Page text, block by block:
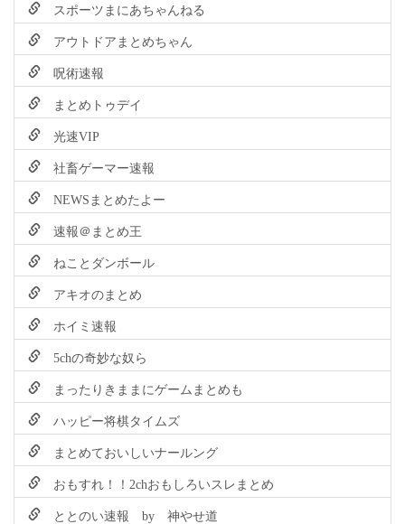
スポーツまにあちゃんねる
アウトドアまとめちゃん
呪術速報
まとめトゥデイ
光速VIP
社畜ゲーマー速報
NEWSまとめたよー
速報＠まとめ王
ねことダンボール
アキオのまとめ
ホイミ速報
5chの奇妙な奴ら
まったりきままにゲームまとめも
ハッピー将棋タイムズ
まとめておいしいナールング
おもすれ！！2chおもしろいスレまとめ
ととのい速報 by 神やせ道